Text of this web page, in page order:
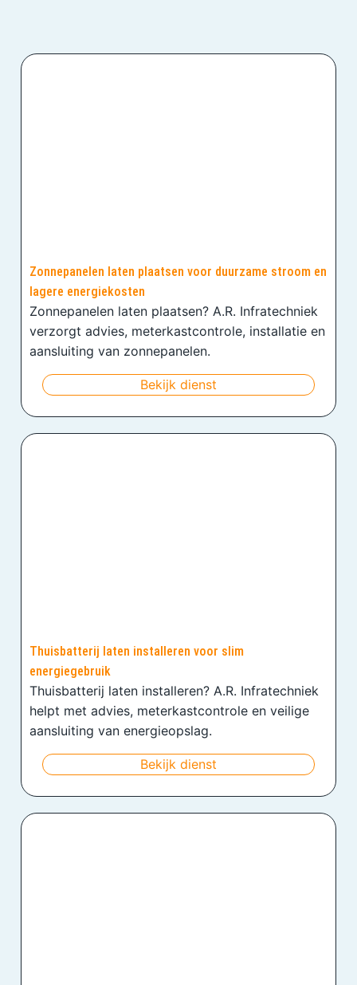
Zonnepanelen laten plaatsen voor duurzame stroom en
lagere energiekosten
Zonnepanelen laten plaatsen? A.R. Infratechniek
verzorgt advies, meterkastcontrole, installatie en
aansluiting van zonnepanelen.
Bekijk dienst
Thuisbatterij laten installeren voor slim
energiegebruik
Thuisbatterij laten installeren? A.R. Infratechniek
helpt met advies, meterkastcontrole en veilige
aansluiting van energieopslag.
Bekijk dienst